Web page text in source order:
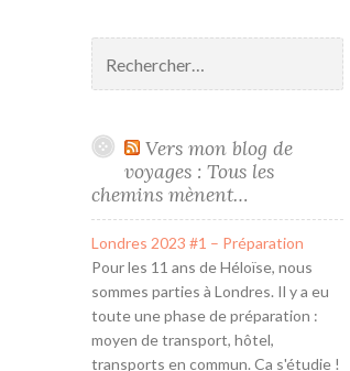
Vers mon blog de
voyages : Tous les
chemins mènent…
Londres 2023 #1 – Préparation
Pour les 11 ans de Héloïse, nous
sommes parties à Londres. Il y a eu
toute une phase de préparation :
moyen de transport, hôtel,
transports en commun. Ca s'étudie !